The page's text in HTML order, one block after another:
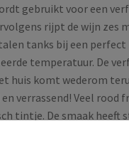
gebruikt voor een
rijpt de wijn zes
tanks bij een perfect
temperatuur. De
huis komt wederom
en verrassend! Veel rood
tintje. De smaak heeft